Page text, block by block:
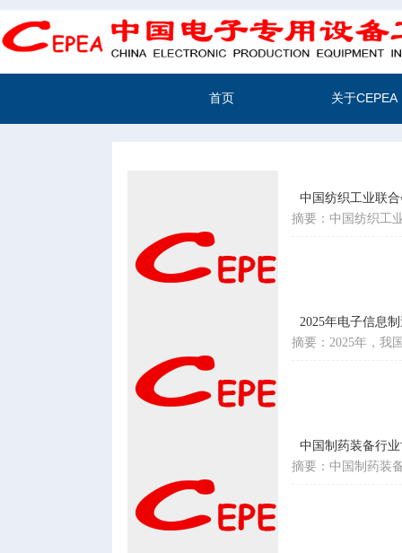
首页 关于CEPEA
中国纺织工业联
摘要：中国纺织工
2025年电子信息
摘要：2025年，我
中国制药装备行
摘要：中国制药装